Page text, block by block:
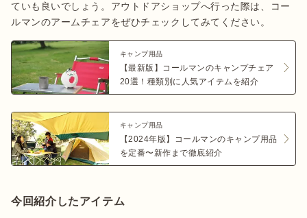
ていも良いでしょう。アウトドアショップへ行った際は、コー
キャンプ用品
【最新版】コールマンのキャンプチェア
20選！種類別に人気アイテムを紹介
キャンプ用品
【2024年版】コールマンのキャンプ用品
を定番〜新作まで徹底紹介
今回紹介したアイテム